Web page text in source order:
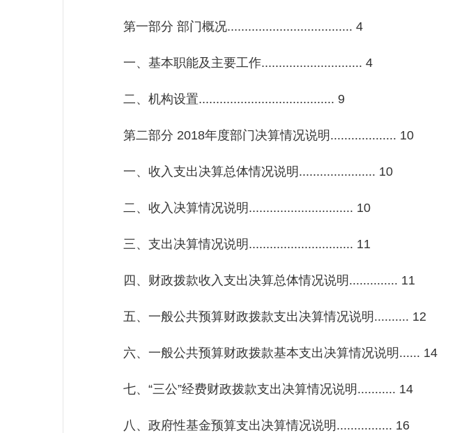
第一部分 部门概况.................................... 4
一、基本职能及主要工作............................. 4
二、机构设置....................................... 9
第二部分 2018年度部门决算情况说明................... 10
一、收入支出决算总体情况说明...................... 10
二、收入决算情况说明.............................. 10
三、支出决算情况说明.............................. 11
四、财政拨款收入支出决算总体情况说明.............. 11
五、一般公共预算财政拨款支出决算情况说明.......... 12
六、一般公共预算财政拨款基本支出决算情况说明...... 14
七、“三公”经费财政拨款支出决算情况说明........... 14
八、政府性基金预算支出决算情况说明................ 16